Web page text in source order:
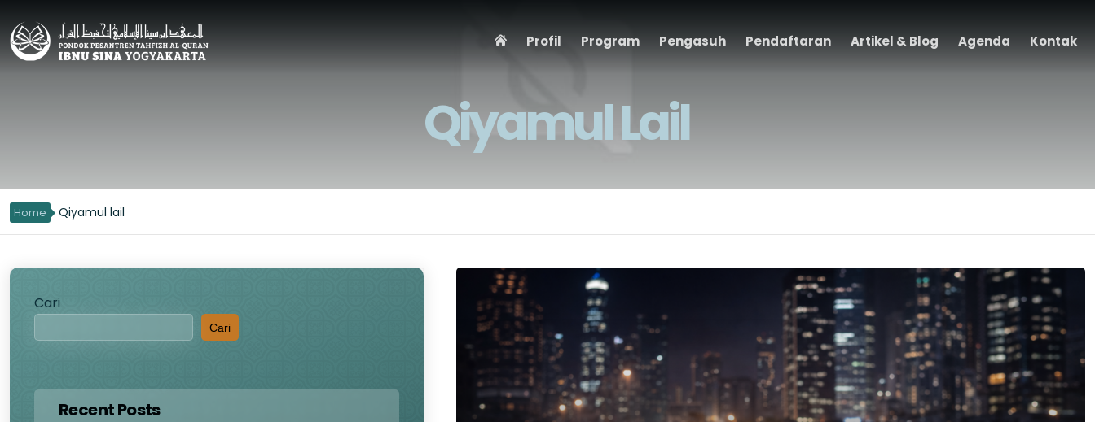
Profil Program Pengasuh Pendaftaran Artikel & Blog Agenda Kontak
Qiyamul Lail
Home Qiyamul lail
Cari
Cari
Recent Posts